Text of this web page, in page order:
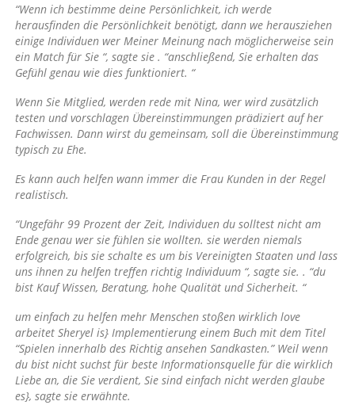
“Wenn ich bestimme deine Persönlichkeit, ich werde
herausfinden die Persönlichkeit benötigt, dann we herausziehen
einige Individuen wer Meiner Meinung nach möglicherweise sein
ein Match für Sie “, sagte sie . “anschließend, Sie erhalten das
Gefühl genau wie dies funktioniert. “
Wenn Sie Mitglied, werden rede mit Nina, wer wird zusätzlich
testen und vorschlagen Übereinstimmungen prädiziert auf her
Fachwissen. Dann wirst du gemeinsam, soll die Übereinstimmung
typisch zu Ehe.
Es kann auch helfen wann immer die Frau Kunden in der Regel
realistisch.
“Ungefähr 99 Prozent der Zeit, Individuen du solltest nicht am
Ende genau wer sie fühlen sie wollten. sie werden niemals
erfolgreich, bis sie schalte es um bis Vereinigten Staaten und lass
uns ihnen zu helfen treffen richtig Individuum “, sagte sie. . “du
bist Kauf Wissen, Beratung, hohe Qualität und Sicherheit. “
um einfach zu helfen mehr Menschen stoßen wirklich love
arbeitet Sheryel is} Implementierung einem Buch mit dem Titel
“Spielen innerhalb des Richtig ansehen Sandkasten.” Weil wenn
du bist nicht suchst für beste Informationsquelle für die wirklich
Liebe an, die Sie verdient, Sie sind einfach nicht werden glaube
es}, sagte sie erwähnte.